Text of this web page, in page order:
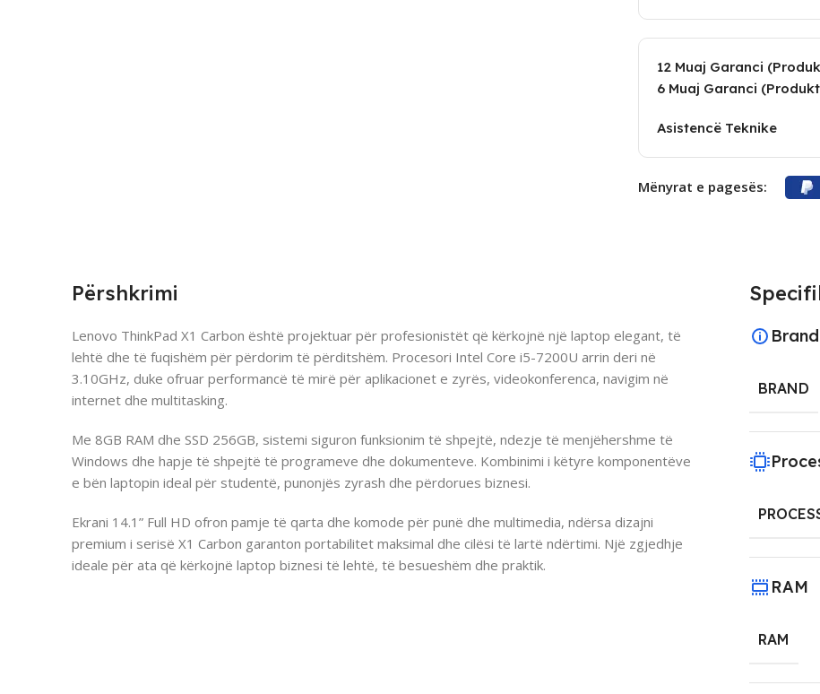
12 Muaj Garanci
6 Muaj Garanci
Asistencë Teknike
Mënyrat e pagesës:
Përshkrimi
Lenovo ThinkPad X1 Carbon është projektuar për profesionistët që kërkojnë një laptop elegant, të
lehtë dhe të fuqishëm për përdorim të përditshëm. Procesori Intel Core i5-7200U arrin deri në
3.10GHz, duke ofruar performancë të mirë për aplikacionet e zyrës, videokonferenca, navigim në
internet dhe multitasking.
Me 8GB RAM dhe SSD 256GB, sistemi siguron funksionim të shpejtë, ndezje të menjëhershme të
Windows dhe hapje të shpejtë të programeve dhe dokumenteve. Kombinimi i këtyre komponentëve
e bën laptopin ideal për studentë, punonjës zyrash dhe përdorues biznesi.
Ekrani 14.1” Full HD ofron pamje të qarta dhe komode për punë dhe multimedia, ndërsa dizajni
premium i serisë X1 Carbon garanton portabilitet maksimal dhe cilësi të lartë ndërtimi. Një zgjedhje
ideale për ata që kërkojnë laptop biznesi të lehtë, të besueshëm dhe praktik.
Brand
BRAND
RAM
RAM